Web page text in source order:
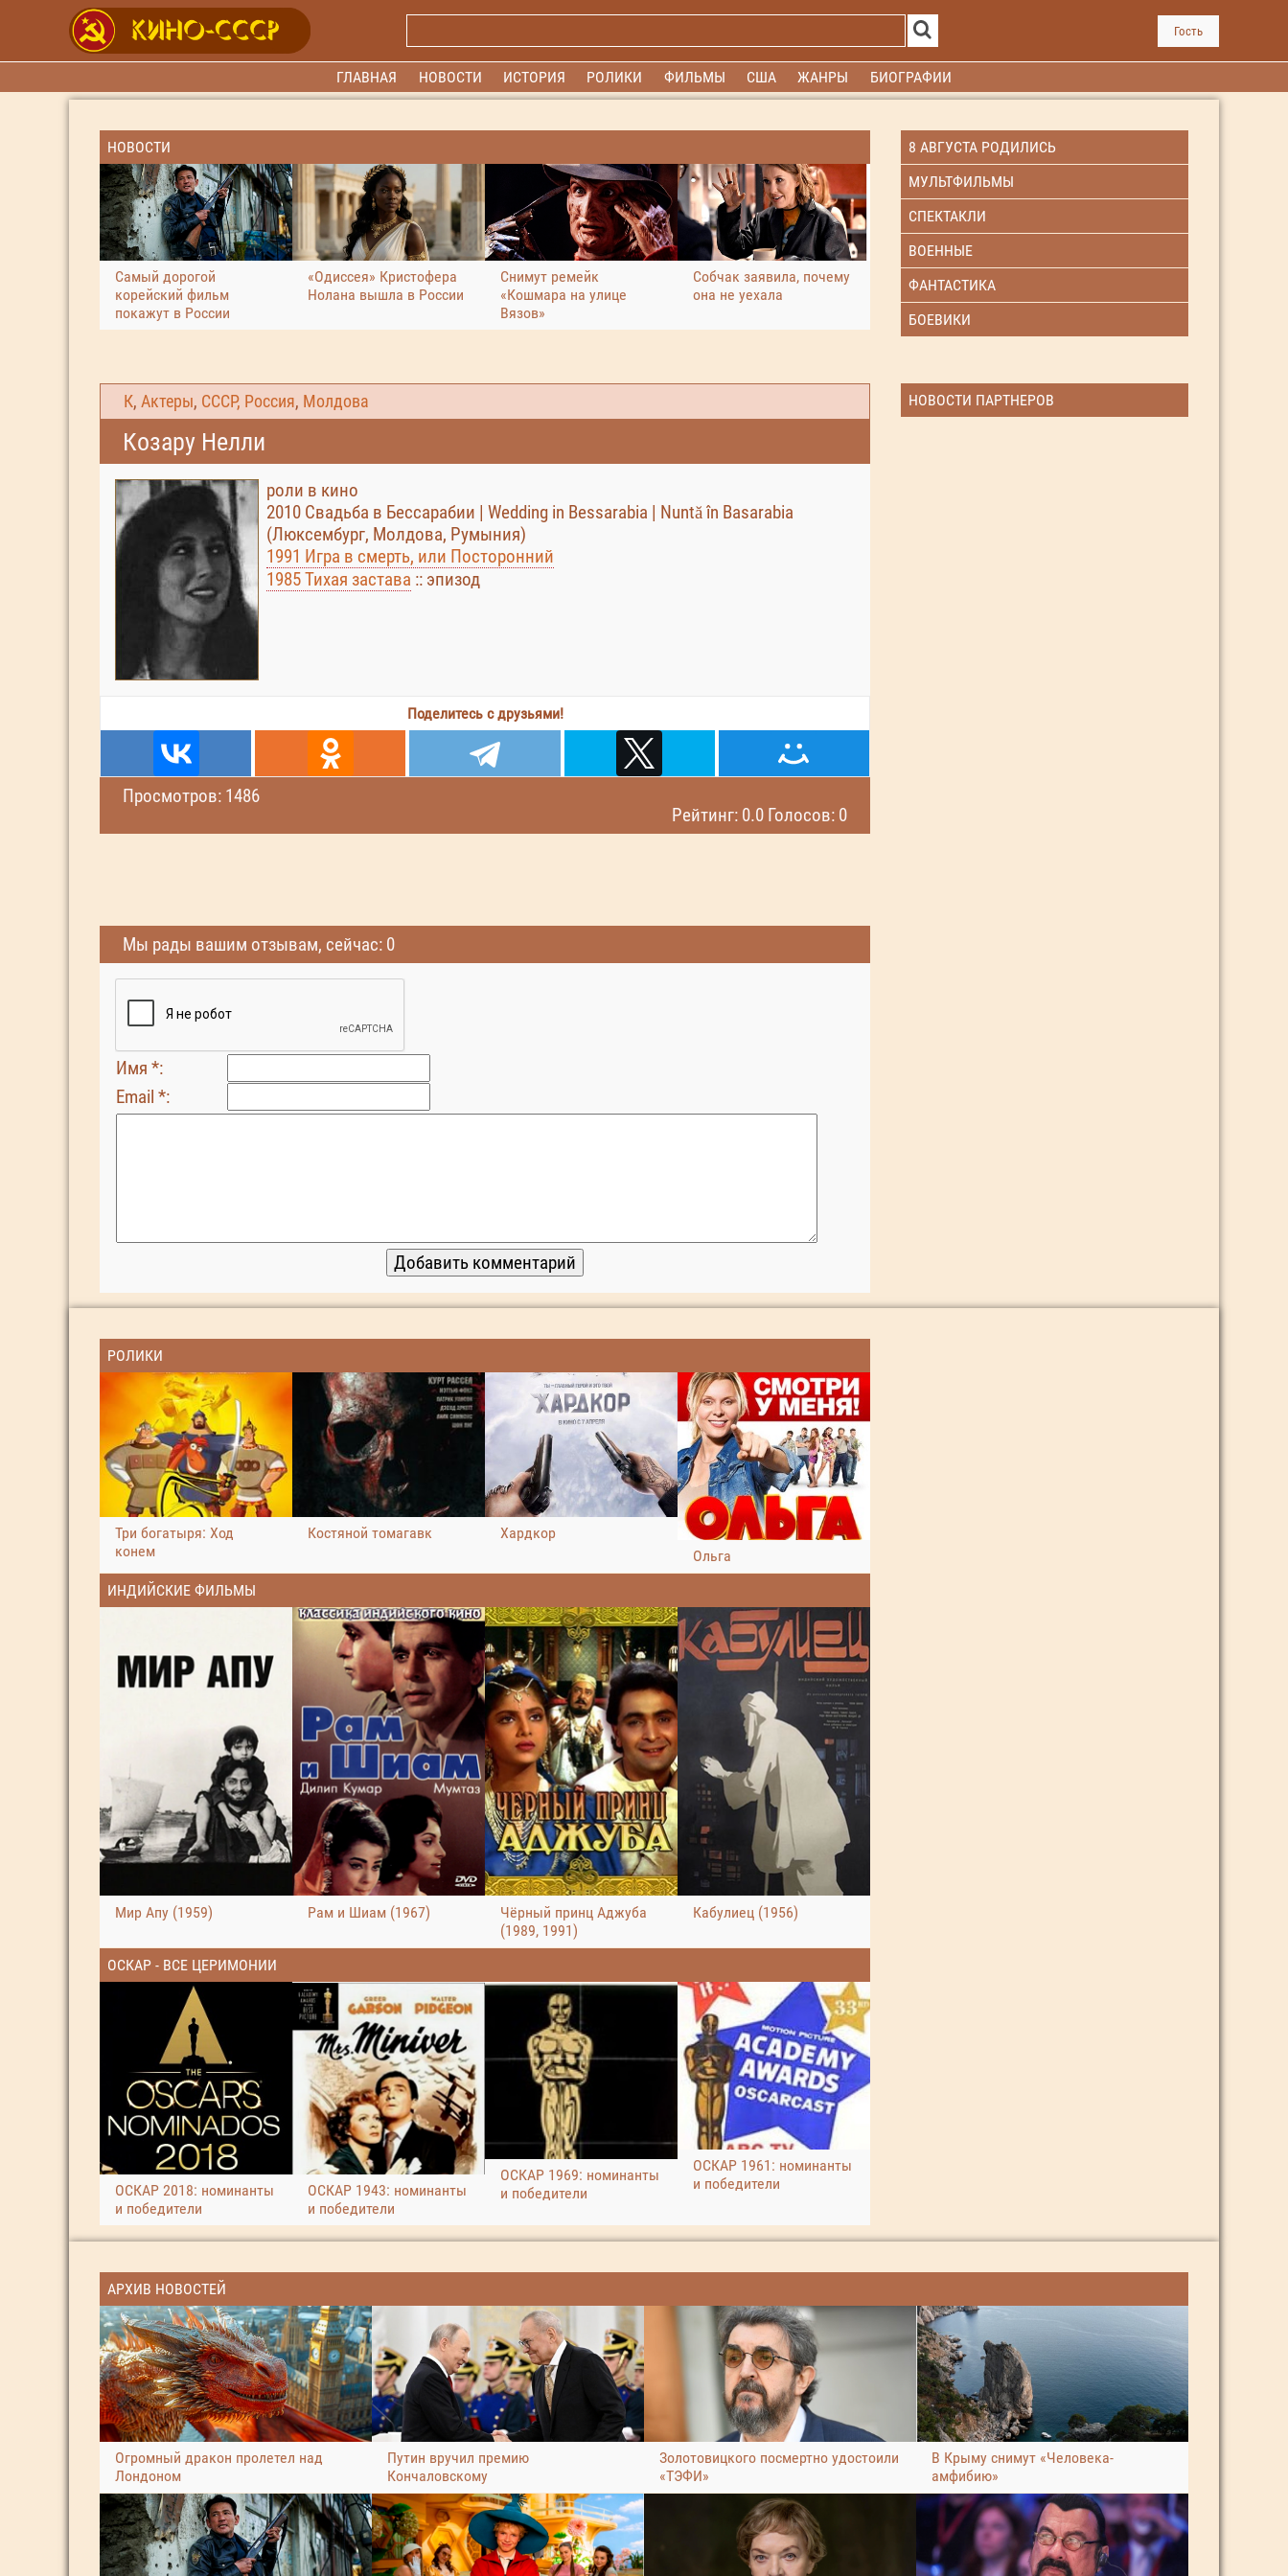
Гость
ГЛАВНАЯ НОВОСТИ ИСТОРИЯ РОЛИКИ ФИЛЬМЫ США ЖАНРЫ БИОГРАФИИ
НОВОСТИ
Самый дорогой
корейский фильм
покажут в России
«Одиссея» Кристофера
Нолана вышла в России
Снимут ремейк
«Кошмара на улице
Вязов»
Собчак заявила, почему
она не уехала
8 АВГУСТА РОДИЛИСЬ
МУЛЬТФИЛЬМЫ
СПЕКТАКЛИ
ВОЕННЫЕ
ФАНТАСТИКА
БОЕВИКИ
К, Актеры, СССР, Россия, Молдова
Козару Нелли
роли в кино
2010 Свадьба в Бессарабии | Wedding in Bessarabia | Nuntă în Basarabia
(Люксембург, Молдова, Румыния)
1991 Игра в смерть, или Посторонний
1985 Тихая застава :: эпизод
Поделитесь с друзьями!
Просмотров: 1486
Рейтинг: 0.0 Голосов: 0
НОВОСТИ ПАРТНЕРОВ
Мы рады вашим отзывам, сейчас: 0
Имя *:
Email *:
РОЛИКИ
Три богатыря: Ход
конем
Костяной томагавк
Хардкор
Ольга
ИНДИЙСКИЕ ФИЛЬМЫ
Мир Апу (1959) Рам и Шиам (1967)
Чёрный принц Аджуба
(1989, 1991)
Кабулиец (1956)
ОСКАР - ВСЕ ЦЕРИМОНИИ
ОСКАР 2018: номинанты
и победители
ОСКАР 1943: номинанты
и победители
ОСКАР 1969: номинанты
и победители
ОСКАР 1961: номинанты
и победители
АРХИВ НОВОСТЕЙ
Огромный дракон пролетел над
Лондоном
Путин вручил премию
Кончаловскому
Золотовицкого посмертно удостоили
«ТЭФИ»
В Крыму снимут «Человека-
амфибию»